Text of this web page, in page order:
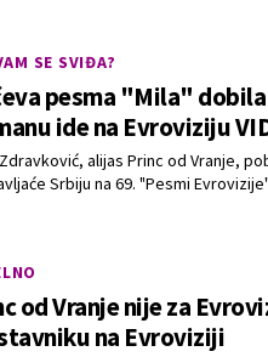
SE SVIĐA?
pesma "Mila"
ide na Evroviziju
alijas Princ od Vranje,
Srbiju na 69. "Pesmi
od Vranje nije za
na Evroviziji